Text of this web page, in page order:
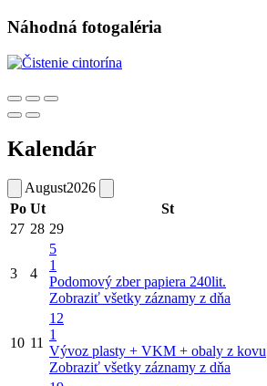
Náhodná fotogaléria
Kalendár
August2026
Po Ut St
27 28 29
3 4
5
1
Podomový zber papiera 240lit.
Zobraziť všetky záznamy z dňa
10 11
12
1
Vývoz plasty + VKM + obaly z kovu
Zobraziť všetky záznamy z dňa